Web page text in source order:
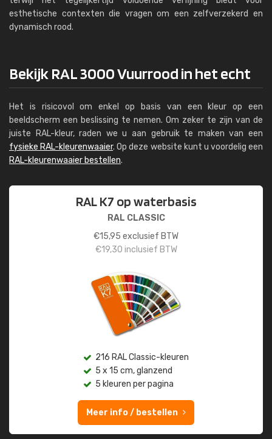
esthetische contexten die vragen om een ​​zelfverzekerd en
dynamisch rood.
Bekijk RAL 3000 Vuurrood in het echt
Het is risicovol om enkel op basis van een kleur op een
beeldscherm een beslissing te nemen. Om zeker te zijn van de
juiste RAL-kleur, raden we u aan gebruik te maken van een
fysieke RAL-kleurenwaaier. Op deze website kunt u voordelig een
RAL-kleurenwaaier bestellen.
RAL K7 op waterbasis
RAL CLASSIC
€15,95 exclusief BTW
€19,30 inclusief BTW
216 RAL Classic-kleuren
5 x 15 cm, glanzend
5 kleuren per pagina
Meer info / bestellen